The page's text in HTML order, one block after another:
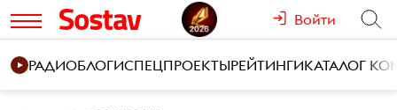
Войти
РАДИОБЛОГИСПЕЦПРОЕКТЫРЕЙТИНГИКАТАЛОГ